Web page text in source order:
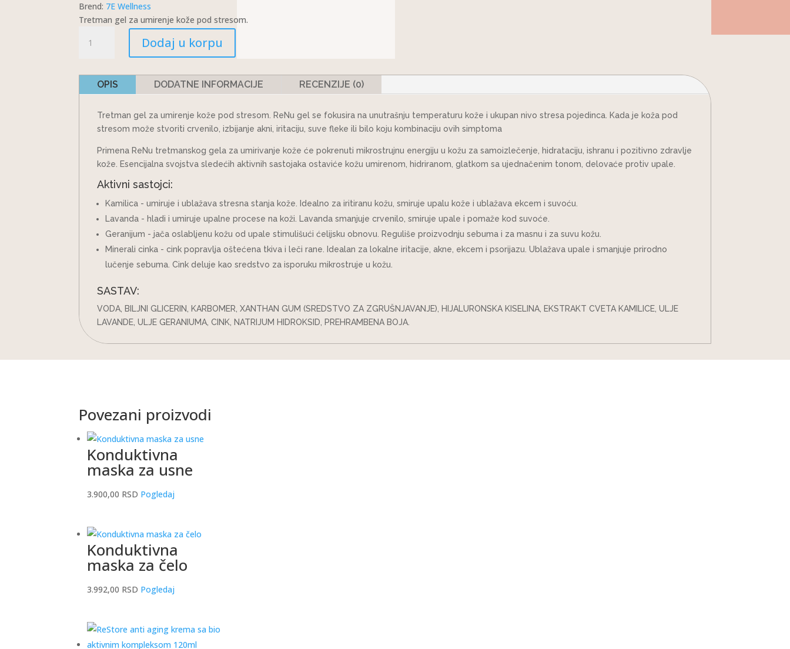
Brend: 7E Wellness
Tretman gel za umirenje kože pod stresom.
GEL
SUVU
KOŽU
KOLIČINA
Dodaj u korpu
OPIS DODATNE INFORMACIJE RECENZIJE (0)
Tretman gel za umirenje kože pod stresom. ReNu gel se fokusira na unutrašnju temperaturu kože i ukupan nivo stresa pojedinca. Kada je koža pod
stresom može stvoriti crvenilo, izbijanje akni, iritaciju, suve fleke ili bilo koju kombinaciju ovih simptoma
Primena ReNu tretmanskog gela za umirivanje kože će pokrenuti mikrostrujnu energiju u kožu za samoizlečenje, hidrataciju, ishranu i pozitivno zdravlje
kože. Esencijalna svojstva sledećih aktivnih sastojaka ostaviće kožu umirenom, hidriranom, glatkom sa ujednačenim tonom, delovaće protiv upale.
Aktivni sastojci:
Kamilica - umiruje i ublažava stresna stanja kože. Idealno za iritiranu kožu, smiruje upalu kože i ublažava ekcem i suvoću.
Lavanda - hladi i umiruje upalne procese na koži. Lavanda smanjuje crvenilo, smiruje upale i pomaže kod suvoće.
Geranijum - jača oslabljenu kožu od upale stimulišući ćelijsku obnovu. Reguliše proizvodnju sebuma i za masnu i za suvu kožu.
Minerali cinka - cink popravlja oštećena tkiva i leči rane. Idealan za lokalne iritacije, akne, ekcem i psorijazu. Ublažava upale i smanjuje prirodno
lučenje sebuma. Cink deluje kao sredstvo za isporuku mikrostruje u kožu.
SASTAV:
VODA, BILJNI GLICERIN, KARBOMER, XANTHAN GUM (SREDSTVO ZA ZGRUŠNJAVANJE), HIJALURONSKA KISELINA, EKSTRAKT CVETA KAMILICE, ULJE
LAVANDE, ULJE GERANIUMA, CINK, NATRIJUM HIDROKSID, PREHRAMBENA BOJA.
Povezani proizvodi
Konduktivna
maska za usne
3.900,00 RSD Pogledaj
Konduktivna
maska za čelo
3.992,00 RSD Pogledaj